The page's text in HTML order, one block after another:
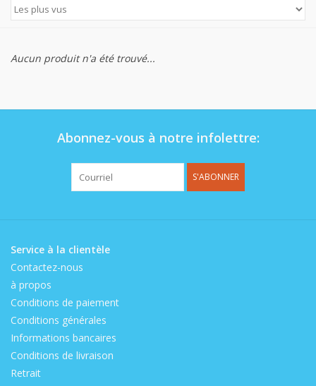
Nouveau
Prix
Aucun produit n'a été trouvé...
Abonnez-vous à notre infolettre:
S'ABONNER
Service à la clientèle
Contactez-nous
à propos
Conditions de paiement
Conditions générales
Informations bancaires
Conditions de livraison
Retrait